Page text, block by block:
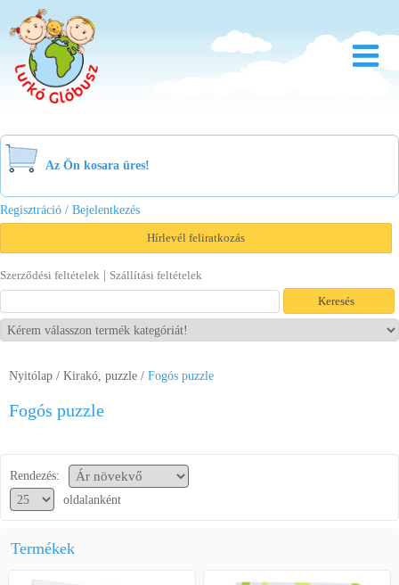
Bölcsőde
Család
Akció
Viszonteladóknak
Letöltések
Az Ön kosara üres!
Regisztráció / Bejelentkezés
Hírlevél feliratkozás
Szerződési feltételek | Szállítási feltételek
Nyitólap / Kirakó, puzzle / Fogós puzzle
Fogós puzzle
Rendezés:
oldalanként
Termékek